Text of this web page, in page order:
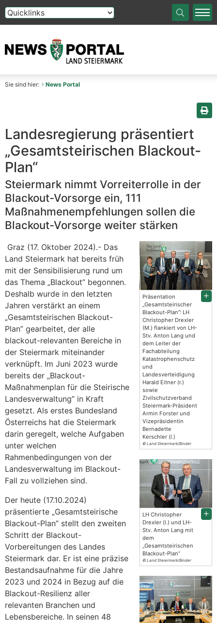
Die Auswahl einer Option im Select-Element führt auf
Sie sind hier: News Portal
Landesregierung präsentiert
„Gesamtsteirischen Blackout-
Plan“
Steiermark nimmt Vorreiterrolle in der
Blackout-Vorsorge ein, 111
Maßnahmenempfehlungen sollen die
Blackout-Vorsorge weiter stärken
Präsentation
„Gesamtsteirischer
Blackout-Plan”: LH
Christopher Drexler
(M.) flankiert von LH-
Stv. Anton Lang und
dem Leiter der
Fachabteilung
Katastrophenschutz
und
Landesverteidigung
Harald Eitner (r.)
sowie
Zivilschutzverband
Steiermark-Präsident
Armin Forster und
Vizepräsidentin
Bernadette
Kerschler (l.)
© Land Steiermark/Binder
LH Christopher
Drexler (l.) und LH-
Stv. Anton Lang mit
dem
„Gesamtsteirischen
Blackout-Plan”
© Land Steiermark/Binder
Graz (17. Oktober 2024).- Das
Land Steiermark hat bereits früh
mit der Sensibilisierung rund um
das Thema „Blackout” begonnen.
Deshalb wurde in den letzten
Jahren verstärkt an einem
„Gesamtsteirischen Blackout-
Plan” gearbeitet, der alle
blackout-relevanten Bereiche in
der Steiermark miteinander
verknüpft. Im Juni 2023 wurde
bereits der „Blackout-
Maßnahmenplan für die Steirische
Landesverwaltung” in Kraft
gesetzt. Als erstes Bundesland
Österreichs hat die Steiermark
darin geregelt, welche Aufgaben
unter welchen
Rahmenbedingungen von der
Landesverwaltung im Blackout-
Fall zu vollziehen sind.
Der heute (17.10.2024)
präsentierte „Gesamtsteirische
Blackout-Plan” stellt den zweiten
Schritt der Blackout-
Vorbereitungen des Landes
Steiermark dar. Er ist eine präzise
Bestandsaufnahme für die Jahre
2023 und 2024 in Bezug auf die
Blackout-Resilienz aller
relevanten Branchen und
Lebensbereiche. In seinen 48